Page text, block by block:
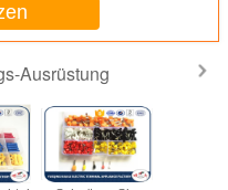
Ausrüstung